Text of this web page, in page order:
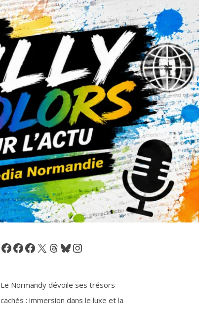
Facebook
Facebook
Facebook
X Threads
BlueskyInstagram
Le Normandy dévoile ses trésors
cachés : immersion dans le luxe et la